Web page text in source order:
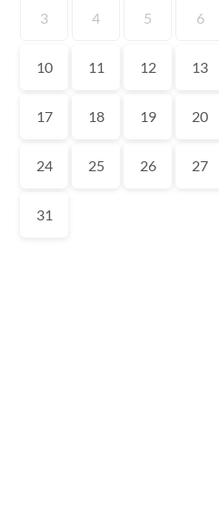
3 4 5 6
10 11 12 13
17 18 19 20
24 25 26 27
31